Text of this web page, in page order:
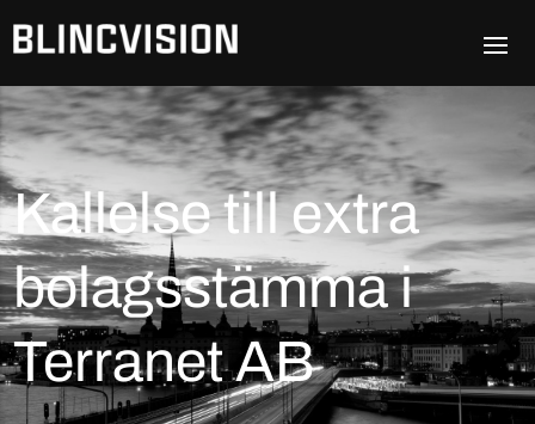
Kallelse till extra
bolagsstämma i
Terranet AB